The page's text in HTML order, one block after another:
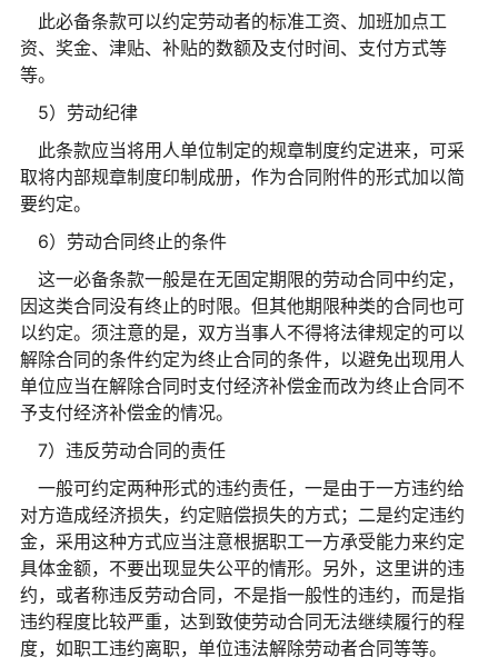
此必备条款可以约定劳动者的标准工资、加班加点工
资、奖金、津贴、补贴的数额及支付时间、支付方式等
等。
5）劳动纪律
此条款应当将用人单位制定的规章制度约定进来，可采
取将内部规章制度印制成册，作为合同附件的形式加以简
要约定。
6）劳动合同终止的条件
这一必备条款一般是在无固定期限的劳动合同中约定，
因这类合同没有终止的时限。但其他期限种类的合同也可
以约定。须注意的是，双方当事人不得将法律规定的可以
解除合同的条件约定为终止合同的条件，以避免出现用人
单位应当在解除合同时支付经济补偿金而改为终止合同不
予支付经济补偿金的情况。
7）违反劳动合同的责任
一般可约定两种形式的违约责任，一是由于一方违约给
对方造成经济损失，约定赔偿损失的方式；二是约定违约
金，采用这种方式应当注意根据职工一方承受能力来约定
具体金额，不要出现显失公平的情形。另外，这里讲的违
约，或者称违反劳动合同，不是指一般性的违约，而是指
违约程度比较严重，达到致使劳动合同无法继续履行的程
度，如职工违约离职，单位违法解除劳动者合同等等。